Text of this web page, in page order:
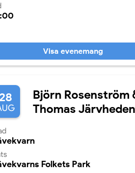
Visa evenemang
28
Björn Rosenström
Thomas Järvheden
Folkets Park